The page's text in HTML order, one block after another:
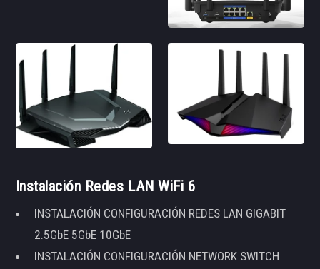
Instalación Redes LAN WiFi 6
INSTALACIÓN CONFIGURACIÓN REDES LAN GIGABIT
2.5GbE 5GbE 10GbE
INSTALACIÓN CONFIGURACIÓN NETWORK SWITCH